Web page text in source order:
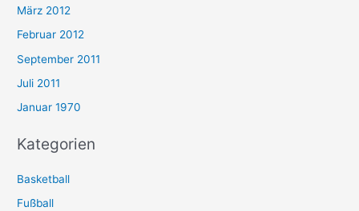
März 2012
Februar 2012
September 2011
Juli 2011
Januar 1970
Kategorien
Basketball
Fußball